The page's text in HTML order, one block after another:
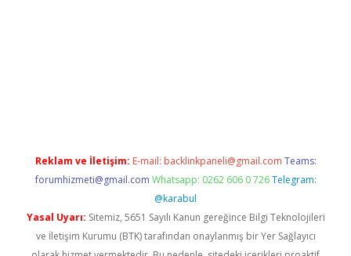
Reklam ve İletişim: E-mail: backlinkpaneli@gmail.com Teams:
forumhizmeti@gmail.com Whatsapp: 0262 606 0 726 Telegram:
@karabul
Yasal Uyarı: Sitemiz, 5651 Sayılı Kanun gereğince Bilgi Teknolojileri
ve İletişim Kurumu (BTK) tarafından onaylanmış bir Yer Sağlayıcı